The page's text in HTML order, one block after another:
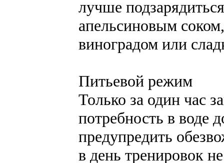
лучше
апельсиновым
виноградом или
Питьевой режим
Только за один час
потребность в воде
предупредить
в день тренировок